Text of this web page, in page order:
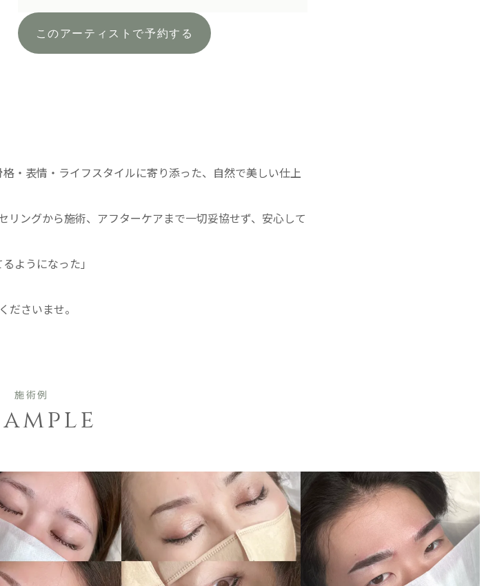
このアーティストで予約する
・表情・ライフスタイルに寄り添った、自然で美しい仕上
リングから施術、アフターケアまで一切妥協せず、安心して
ようになった」
ださいませ。
施術例